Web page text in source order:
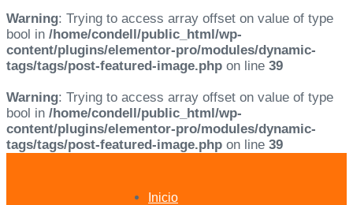
Warning: Trying to access array offset on value of type
bool in /home/condell/public_html/wp-
content/plugins/elementor-pro/modules/dynamic-
tags/tags/post-featured-image.php on line 39
Warning: Trying to access array offset on value of type
bool in /home/condell/public_html/wp-
content/plugins/elementor-pro/modules/dynamic-
tags/tags/post-featured-image.php on line 39
Inicio